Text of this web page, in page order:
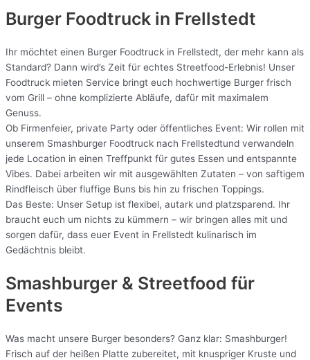
Burger Foodtruck in Frellstedt
Ihr möchtet einen Burger Foodtruck in Frellstedt, der mehr kann als
Standard? Dann wird’s Zeit für echtes Streetfood-Erlebnis! Unser
Foodtruck mieten Service bringt euch hochwertige Burger frisch
vom Grill – ohne komplizierte Abläufe, dafür mit maximalem
Genuss.
Ob Firmenfeier, private Party oder öffentliches Event: Wir rollen mit
unserem Smashburger Foodtruck nach Frellstedtund verwandeln
jede Location in einen Treffpunkt für gutes Essen und entspannte
Vibes. Dabei arbeiten wir mit ausgewählten Zutaten – von saftigem
Rindfleisch über fluffige Buns bis hin zu frischen Toppings.
Das Beste: Unser Setup ist flexibel, autark und platzsparend. Ihr
braucht euch um nichts zu kümmern – wir bringen alles mit und
sorgen dafür, dass euer Event in Frellstedt kulinarisch im
Gedächtnis bleibt.
Smashburger & Streetfood für
Events
Was macht unsere Burger besonders? Ganz klar: Smashburger!
Frisch auf der heißen Platte zubereitet, mit knuspriger Kruste und